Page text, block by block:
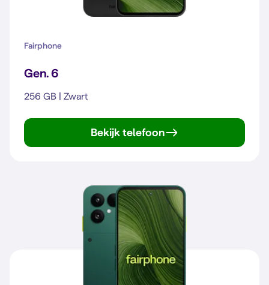
Fairphone
Gen. 6
256 GB | Zwart
Bekijk telefoon